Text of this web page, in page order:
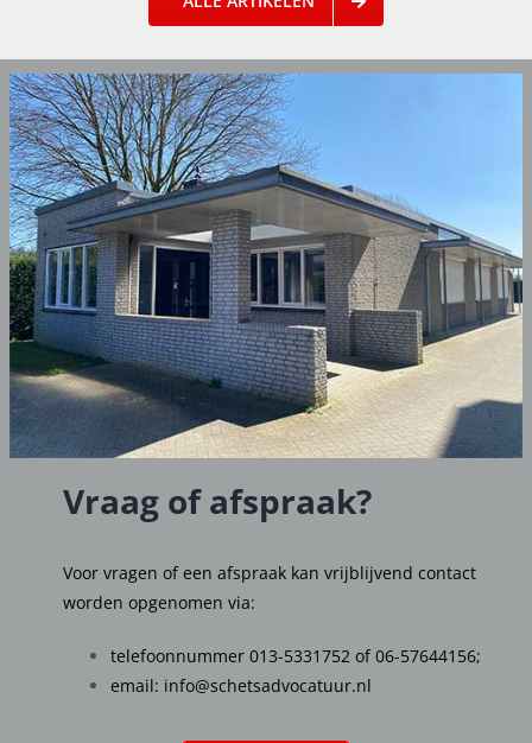
Vraag of afspraak?
Voor vragen of een afspraak kan vrijblijvend contact
worden opgenomen via:
telefoonnummer 013-5331752 of06-57644156;
email: info@schetsadvocatuur.nl